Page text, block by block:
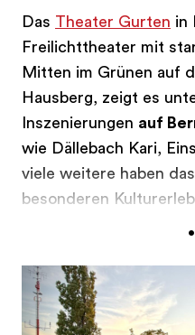
Das Theater Gurten in
Freilichttheater mit
Mitten im Grünen auf
Hausberg, zeigt es
Inszenierungen auf
wie Dällebach Kari,
viele weitere haben
besonderen
Sommer 2026
mit «So viu Läbe» vom
istzwischen 24. Juni